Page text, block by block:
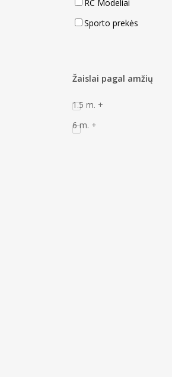
RC Modeliai
Sporto prekės
Žaislai pagal amžių
1.5 m. +
6 m. +